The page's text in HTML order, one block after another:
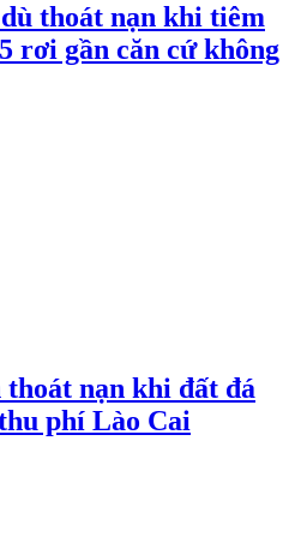
thoát nạn khi tiêm
rơi gần căn cứ không
nạn khi đất đá
phí Lào Cai